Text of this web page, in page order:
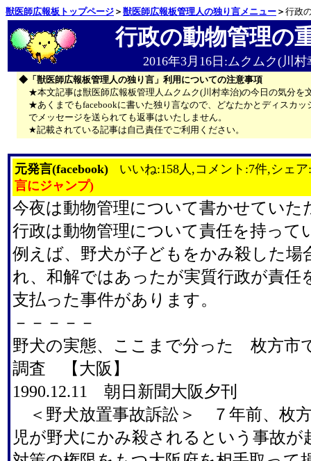
獣医師広報板トップページ ＞ 獣医師広報板管理人の独り言メニュー ＞ 行政
行政の動物管理の
2016年3月16日:ムクムク(川村
◆「獣医師広報板管理人の独り言」利用についての注意事項
★本文記事は獣医師広報板管理人ムクムク(川村幸治)の今日の気分を
★あくまでもfacebookに書いた独り言なので、どなたかとディスカ
でメッセージを送られても返事はいたしません。
★記載されている記事は自己責任でご利用ください。
元発言(facebook)
いいね:158人,コメント:7件,シェア
言にジャンプ)
今夜は動物管理について書かせていた
行政は動物管理について責任を持って
例えば、野犬が子どもをかみ殺した場
れ、和解ではあったが実質行政が責任
支払った事件があります。
－－－－－
野犬の実態、ここまで分った 枚方市
調査 【大阪】
1990.12.11 朝日新聞大阪夕刊
＜野犬放置事故訴訟＞ ７年前、枚
児が野犬にかみ殺されるという事故が